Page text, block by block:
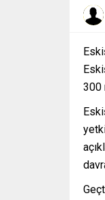
300